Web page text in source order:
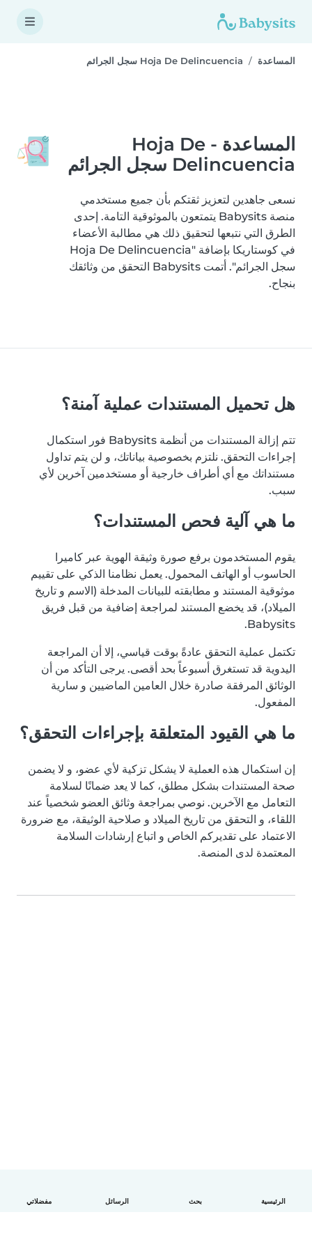
الرئيسية بحث الرسائل مفضلاتي
المساعدة Hoja De Delincuencia سجل الجرائم
المساعدة - Hoja De
Delincuencia سجل الجرائم
نسعى جاهدين لتعزيز ثقتكم بأن جميع مستخدمي
منصة Babysits يتمتعون بالموثوقية التامة. إحدى
الطرق التي نتبعها لتحقيق ذلك هي مطالبة الأعضاء
في كوستاريكا بإضافة "Hoja De Delincuencia
سجل الجرائم". أتمت Babysits التحقق من وثائقك
بنجاح.
هل تحميل المستندات عملية آمنة؟
تتم إزالة المستندات من أنظمة Babysits فور استكمال
إجراءات التحقق. نلتزم بخصوصية بياناتك، و لن يتم تداول
مستنداتك مع أي أطراف خارجية أو مستخدمين آخرين لأي
سبب.
ما هي آلية فحص المستندات؟
يقوم المستخدمون برفع صورة وثيقة الهوية عبر كاميرا
الحاسوب أو الهاتف المحمول. يعمل نظامنا الذكي على تقييم
موثوقية المستند و مطابقته للبيانات المدخلة (الاسم و تاريخ
الميلاد)، قد يخضع المستند لمراجعة إضافية من قبل فريق
Babysits.
تكتمل عملية التحقق عادةً بوقت قياسي، إلا أن المراجعة
اليدوية قد تستغرق أسبوعاً بحد أقصى. يرجى التأكد من أن
الوثائق المرفقة صادرة خلال العامين الماضيين و سارية
المفعول.
ما هي القيود المتعلقة بإجراءات التحقق؟
إن استكمال هذه العملية لا يشكل تزكية لأي عضو، و لا يضمن
صحة المستندات بشكل مطلق، كما لا يعد ضمانًا لسلامة
التعامل مع الآخرين. نوصي بمراجعة وثائق العضو شخصياً عند
اللقاء، و التحقق من تاريخ الميلاد و صلاحية الوثيقة، مع ضرورة
الاعتماد على تقديركم الخاص و اتباع إرشادات السلامة
المعتمدة لدى المنصة.